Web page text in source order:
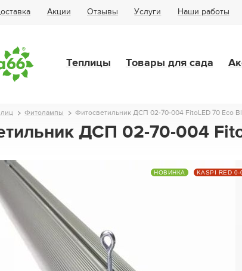
Акции Отзывы Услуги Наши работы
Теплицы Товары для сада
Фитолампы Фитосветильник ДСП 02-70-004 FitoLED 70 Eco
ДСП 02-70-004
НОВИНКА KASPI RED 0-